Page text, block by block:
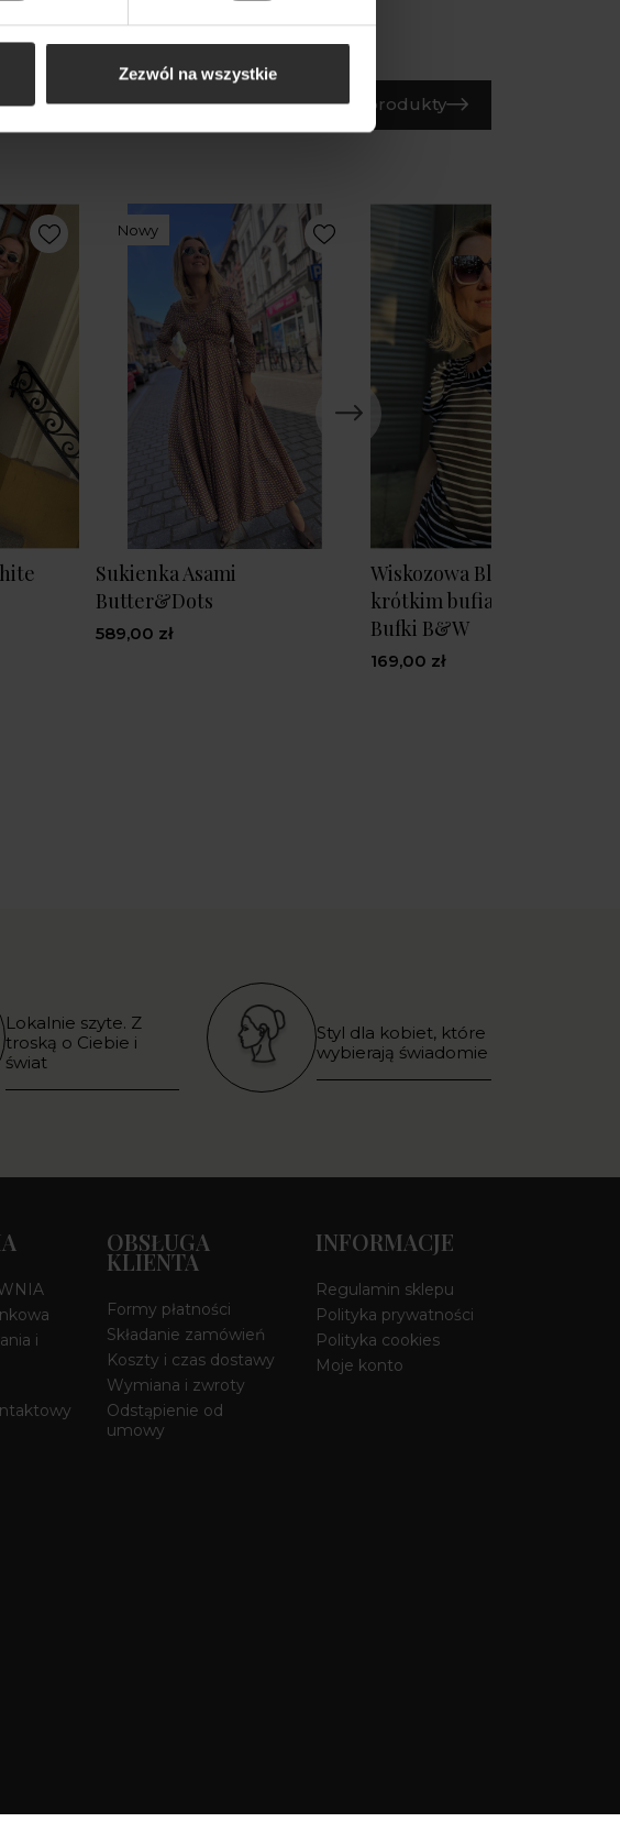
Zezwól na wszystkie
Wszystkie produkty
Nowy
Sukienka Asami
Butter&Dots
589,00 zł
Wiskozowa Bluzka w paski z
krótkim bufiastym
Bufki B&W
169,00 zł
Lokalnie szyte. Z
troską o Ciebie i
świat
Styl dla kobiet, które
wybierają świadomie
i
OBSŁUGA
KLIENTA
Formy płatności
Składanie zamówień
Koszty i czas dostawy
Wymiana i zwroty
Odstąpienie od
umowy
INFORMACJE
Regulamin sklepu
Polityka prywatności
Polityka cookies
Moje konto